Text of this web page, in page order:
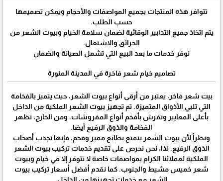
تتوافر هذه المنتجات بجميع المواصفات والأحجام ويمكن تصميمها
حسب الطلب.
يتم اتخاذ جميع التدابير الوقائية لضمان سلامة الخيام وبيوت الشعر من
الحرائق والاشتعال.
نوفر خدمات ما بعد البيع التي تشمل الصيانة والضمان
تصاميم خيام شعر فاخرة في المدينة المنورة
بيت شعر فاخر، يعتبر من أرقى أنواع بيوت الشعر، حيث يتميز بالفخامة
التي تلبي الأذواق المتميزة. تم تجهيز بيوت الشعر الملكية من الداخل
بأعلى المعايير وتفرش بأفخم أنواع المفروشات. ومن الخارج، تظهر
الفخامة والذوق الرفيع أيضا.
ونظراً لأن بيوت الشعر تتمتع بطابع مميز وفخم، فإنها تجذب أصحاب
الذوق الرفيع. لذا، نحن نحرص على تقديم خدمات تركيب بيوت الشعر
الملكية لعملائنا الكرام بمواصفات خاصة لا تتوفر إلا في خيام وبيوت
شعر خميس مشيط والجنوب. كما نقدم أفضل أسعار تركيب بيوت